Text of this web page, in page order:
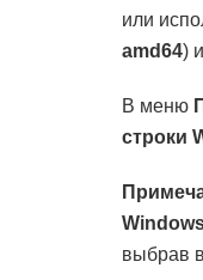
или
amd64)
В меню
строки
выбрав